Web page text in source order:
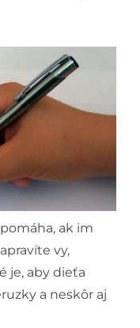
ak im
vy,
je, aby dieťa
a neskôr aj